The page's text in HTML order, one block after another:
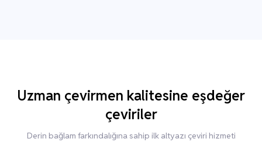
Uzman çevirmen kalitesine eşdeğer
çeviriler
Derin bağlam farkındalığına sahip ilk altyazı çeviri hizmeti